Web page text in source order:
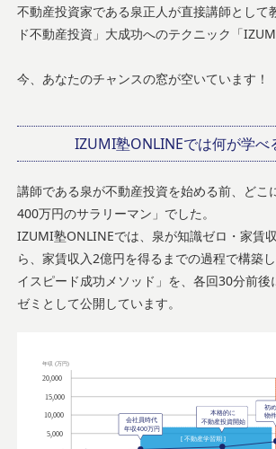
不動産投資家である泉正人が直接講師として
ド不動産投資」大成功へのテクニック「
今、あなたのチャンスの窓が空いています！
IZUMI塾ONLINEでは何が学べ
講師である泉が不動産投資を始める前、どこ
400万円のサラリーマン」でした。
IZUMI塾ONLINEでは、泉が知識ゼロ・家賃
ら、家賃収入2億円を得るまでの過程で構築
イスピード成功メソッド」を、各回30分前後
ゼミとして公開しています。